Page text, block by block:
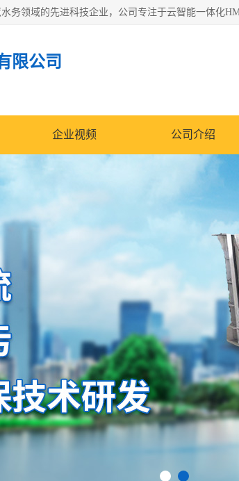
限公司
企业视频 公司介绍